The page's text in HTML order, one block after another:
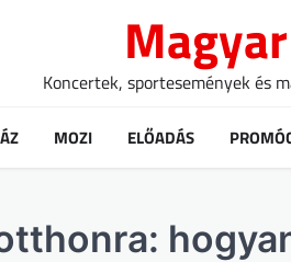
Koncertek, sportesemények és
MOZI ELŐADÁS